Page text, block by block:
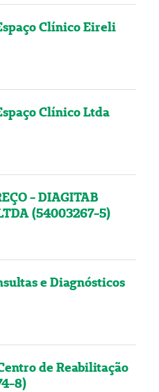
Clínico Eireli
Clínico Ltda
- DIAGITAB
(54003267-5)
e Diagnósticos
de Reabilitação
8)